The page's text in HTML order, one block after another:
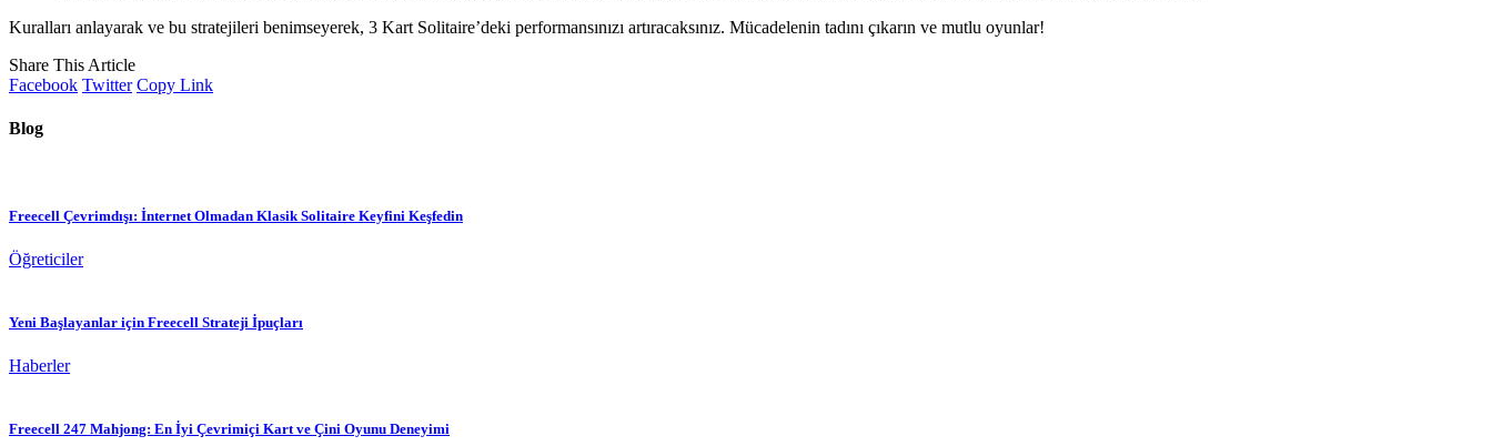
Kuralları anlayarak ve bu stratejileri benimseyerek, 3 Kart Solitaire’deki performansınızı artıracaksınız. Mücadelenin tadını çıkarın ve mutlu oyunlar!
Share This Article
Facebook Twitter Copy Link
Blog
Freecell Çevrimdışı: İnternet Olmadan Klasik Solitaire Keyfini Keşfedin
Öğreticiler
Yeni Başlayanlar için Freecell Strateji İpuçları
Haberler
Freecell 247 Mahjong: En İyi Çevrimiçi Kart ve Çini Oyunu Deneyimi